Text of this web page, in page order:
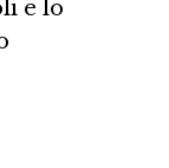
e lo